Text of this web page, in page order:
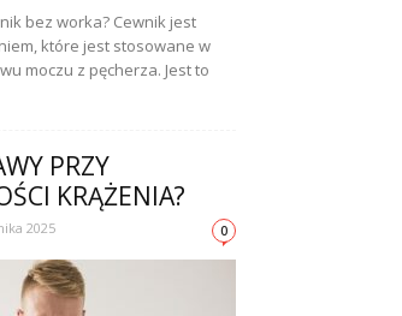
bez worka? Cewnik jest
które jest stosowane w
moczu z pęcherza. Jest to
PRZY
KRĄŻENIA?
2025 0